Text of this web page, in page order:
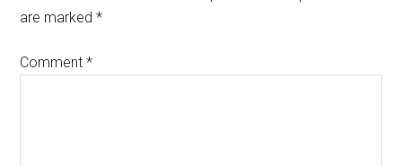
are marked*
Comment*